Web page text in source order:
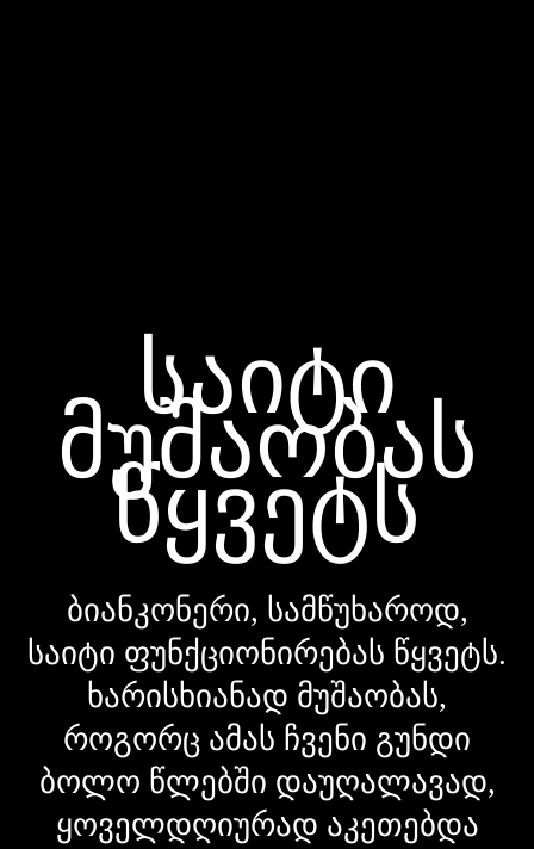
საიტი
მუშაობას
წყვეტს
ბიანკონერი, სამწუხაროდ,
საიტი ფუნქციონირებას წყვეტს.
ხარისხიანად მუშაობას,
როგორც ამას ჩვენი გუნდი
ბოლო წლებში დაუღალავად,
ყოველდღიურად აკეთებდა